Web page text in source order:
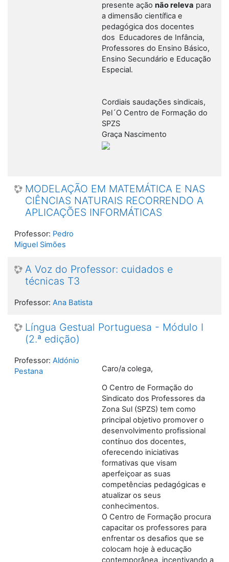
presente ação não releva para
a dimensão científica e
pedagógica dos docentes
dos Educadores de Infância,
Professores do Ensino Básico,
Ensino Secundário e Educação
Especial.
Cordiais saudações sindicais,
Pel´O Centro de Formação do
SPZS
Graça Nascimento
MODELAÇÃO EM MATEMÁTICA E NAS
CIÊNCIAS NATURAIS RECORRENDO A
APLICAÇÕES INFORMÁTICAS
Professor: Pedro
Miguel Simões
A Voz do Professor: cuidados e
técnicas T3
Professor: Ana Batista
Língua Gestual Portuguesa - Módulo I
(2.ª edição)
Caro/a colega,
O Centro de Formação do
Sindicato dos Professores da
Zona Sul (SPZS) tem como
principal objetivo promover o
desenvolvimento profissional
contínuo dos docentes,
oferecendo iniciativas
formativas que visam
aperfeiçoar as suas
competências pedagógicas e
atualizar os seus
conhecimentos.
O Centro de Formação procura
capacitar os professores para
enfrentar os desafios que se
colocam hoje à educação
Professor: Aldónio
Pestana